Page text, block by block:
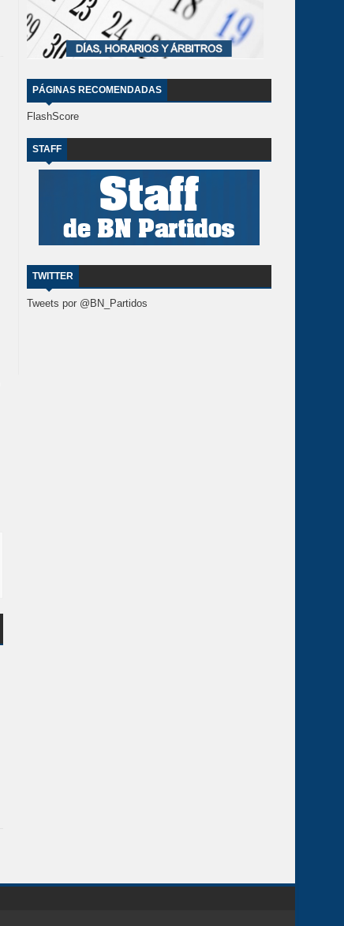
PÁGINAS RECOMENDADAS
FlashScore
STAFF
TWITTER
Tweets por @BN_Partidos